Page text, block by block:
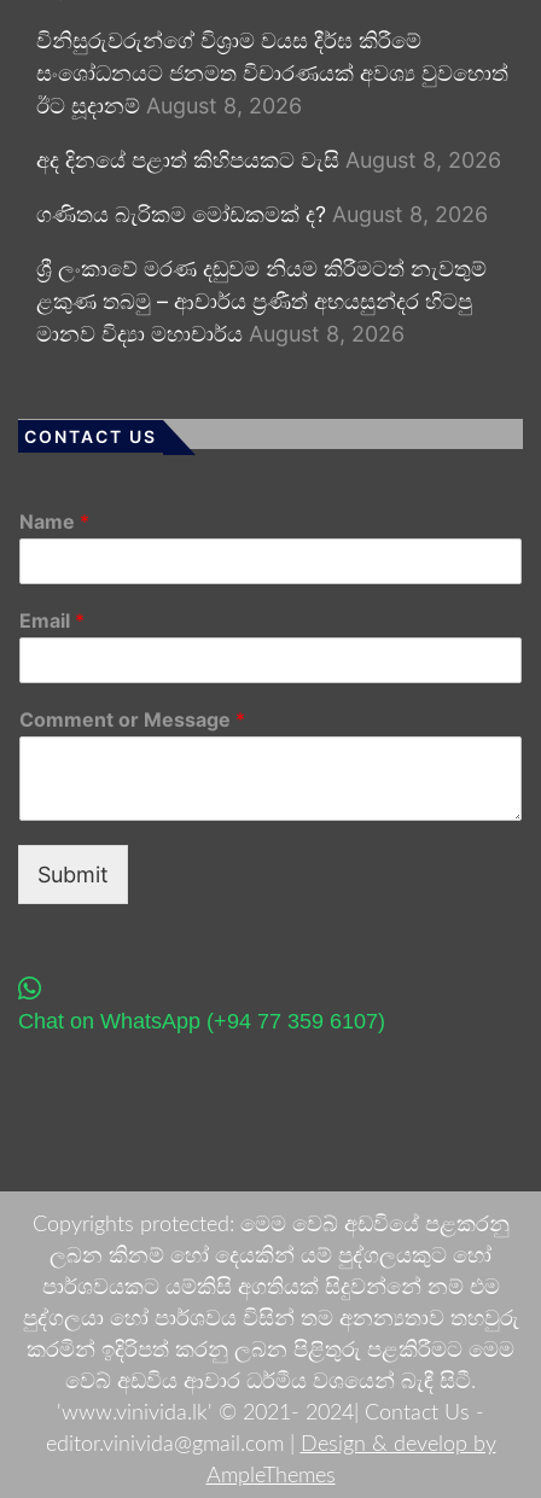
විනිසුරුවරුන්ගේ විශ්‍රාම වයස දීර්ඝ කිරීමේ
සංශෝධනයට ජනමත විචාරණයක් අවශ්‍ය වුවහොත්
ඊට සූදානම් August 8, 2026
අද දිනයේ පළාත් කිහිපයකට වැසි August 8, 2026
ගණිතය බැරිකම මෝඩකමක් ද? August 8, 2026
ශ්‍රී ලංකාවේ මරණ දඬුවම නියම කිරීමටත් නැවතුම්
ළකුණ තබමු – ආචාර්ය ප්‍රණීත් අභයසුන්දර හිටපු
මානව විද්‍යා මහාචාර්ය August 8, 2026
CONTACT US
Name *
Email *
Comment or Message *
Submit
Chat on WhatsApp (+94 77 359 6107)
Copyrights protected: මෙම වෙබ් අඩවියේ පළකරනු
ලබන කිනම් හෝ දෙයකින් යම් පුද්ගලයකුට හෝ
පාර්ශවයකට යම්කිසි අගතියක් සිදුවන්නේ නම් එම
පුද්ගලයා හෝ පාර්ශවය විසින් තම අනන්‍යතාව තහවුරු
කරමින් ඉදිරිපත් කරනු ලබන පිළිතුරු පළකිරීමට මෙම
වෙබ් අඩවිය ආචාර ධර්මීය වශයෙන් බැඳී සිටී.
'www.vinivida.lk' © 2021- 2024| Contact Us -
editor.vinivida@gmail.com |
Design & develop by
AmpleThemes